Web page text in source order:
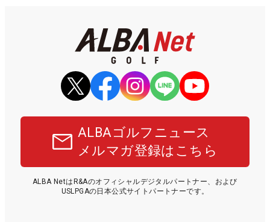
ALBAゴルフニュース
メルマガ登録はこちら
ALBA NetはR&Aのオフィシャルデジタルパートナー、および
USLPGAの日本公式サイトパートナーです。